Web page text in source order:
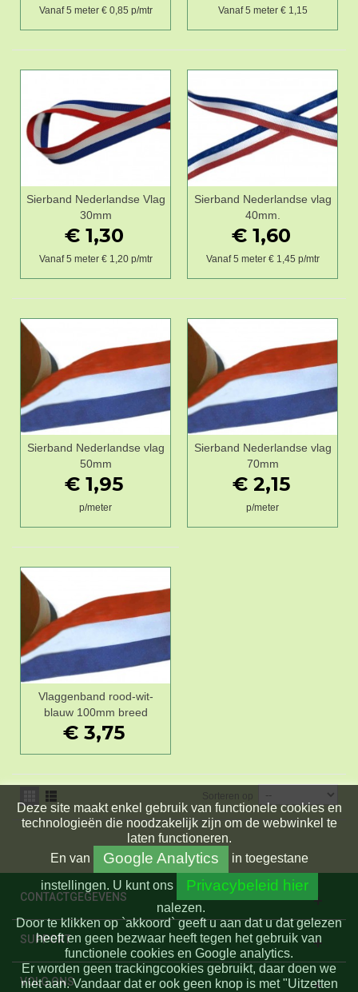
Vanaf 5 meter € 0,85 p/mtr Vanaf 5 meter € 1,15
Sierband Nederlandse Vlag
30mm
€ 1,30
Vanaf 5 meter € 1,20 p/mtr
Sierband Nederlandse vlag
40mm.
€ 1,60
Vanaf 5 meter € 1,45 p/mtr
Sierband Nederlandse vlag
50mm
€ 1,95
p/meter
Sierband Nederlandse vlag
70mm
€ 2,15
p/meter
Vlaggenband rood-wit-
blauw 100mm breed
€ 3,75
Sorteren op
CONTACTGEGEVENS
SUPPORT
VOLG ONS
Deze site maakt enkel gebruik van functionele cookies en
technologieën die noodzakelijk zijn om de webwinkel te
laten functioneren.
En van Google Analytics
in toegestane
instellingen. U kunt ons Privacybeleid hier
nalezen.
Door te klikken op `akkoord` geeft u aan dat u dat gelezen
heeft en geen bezwaar heeft tegen het gebruik van
functionele cookies en Google analytics.
Er worden geen trackingcookies gebruikt, daar doen we
niet aan. Vandaar dat er ook geen knop is met "Uitzetten